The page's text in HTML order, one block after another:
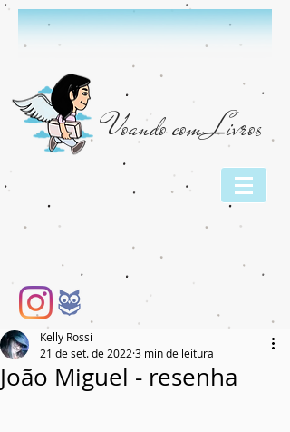
Voando com Livros
João Miguel - resenha
Kelly Rossi
21 de set. de 2022 3 min de leitura